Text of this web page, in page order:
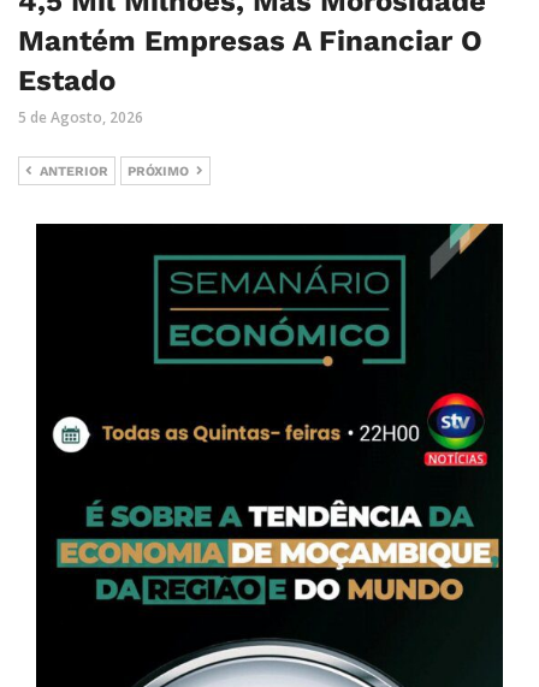
Mantém Empresas A Financiar O
Estado
5 de Agosto, 2026
ANTERIOR PRÓXIMO